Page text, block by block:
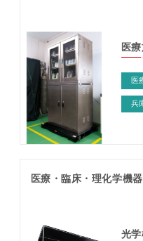
医
医
兵
医療・臨床・理化学機
光